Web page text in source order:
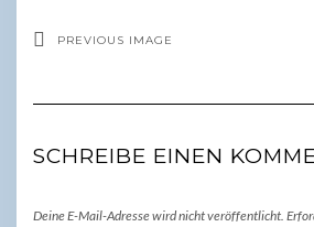
PREVIOUS IMAGE
SCHREIBE EINEN
Deine E-Mail-Adresse wird nicht veröffentlicht.